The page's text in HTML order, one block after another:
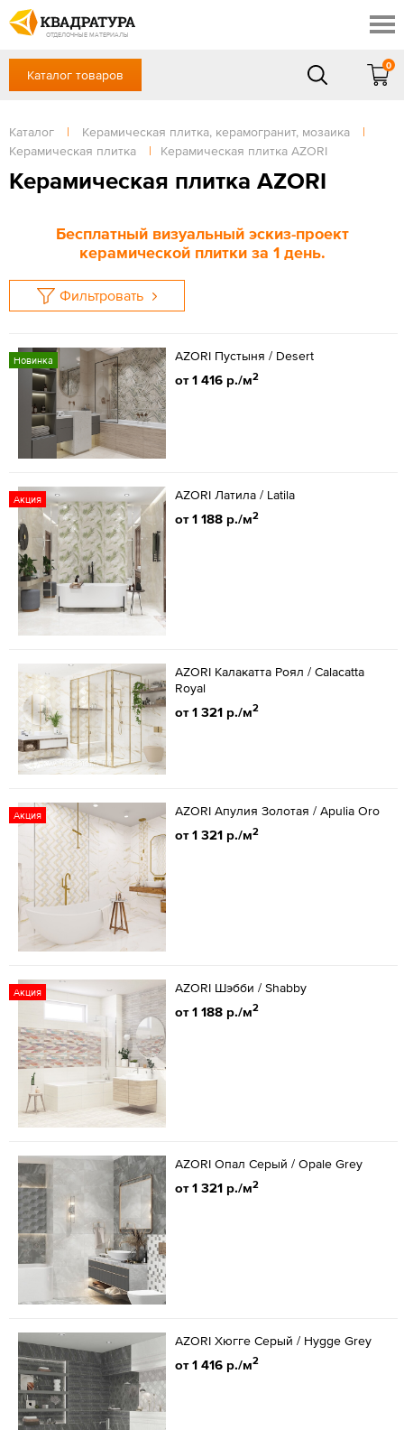
ОТДЕЛОЧНЫЕ МАТЕРИАЛЫ
Профи
Доставка и оплата
Готовые решения
Акции
Отзывы
+7 (391) 222-30-37
Сб, Вс — выходной
ЗАКАЗАТЬ ЗВОНОК
Вход / Регистрация
Каталог товаров
0
Каталог | Керамическая плитка, керамогранит, мозаика
|
Керамическая плитка
| Керамическая плитка AZORI
Керамическая плитка AZORI
Бесплатный визуальный эскиз-проект
керамической плитки за 1 день.
Фильтровать
Новинка AZORI Пустыня / Desert
от 1 416 р./м2
Акция AZORI Латила / Latila
от 1 188 р./м2
AZORI Калакатта Роял / Calacatta
Royal
от 1 321 р./м2
Акция AZORI Апулия Золотая / Apulia Oro
от 1 321 р./м2
Акция AZORI Шэбби / Shabby
от 1 188 р./м2
AZORI Опал Серый / Opale Grey
от 1 321 р./м2
AZORI Хюгге Серый / Hygge Grey
от 1 416 р./м2